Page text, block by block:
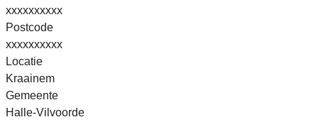
xxxxxxxxxx
Postcode
xxxxxxxxxx
Locatie
Kraainem
Gemeente
Halle-Vilvoorde